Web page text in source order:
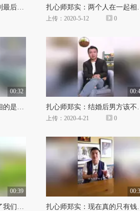
体
品
人
这两种人活得最累！看到最后，你就明白了。 扎心师郑实
上传：2020-5-12 0
00:32
扎心师郑实：相亲到底相的是什么？ 扎心师郑
上传：2020-4-21 0
00:39
扎心师郑实：分手教会了我们什么 扎心师郑实